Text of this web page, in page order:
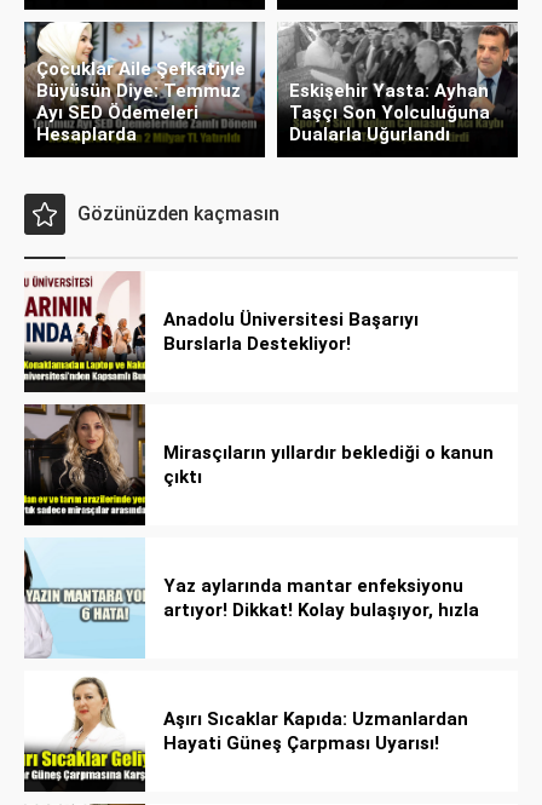
Çocuklar Aile Şefkatiyle
Büyüsün Diye: Temmuz
Ayı SED Ödemeleri
Hesaplarda
Eskişehir Yasta: Ayhan
Taşçı Son Yolculuğuna
Dualarla Uğurlandı
Gözünüzden kaçmasın
Anadolu Üniversitesi Başarıyı
Burslarla Destekliyor!
Mirasçıların yıllardır beklediği o kanun
çıktı
Yaz aylarında mantar enfeksiyonu
artıyor! Dikkat! Kolay bulaşıyor, hızla
Aşırı Sıcaklar Kapıda: Uzmanlardan
Hayati Güneş Çarpması Uyarısı!